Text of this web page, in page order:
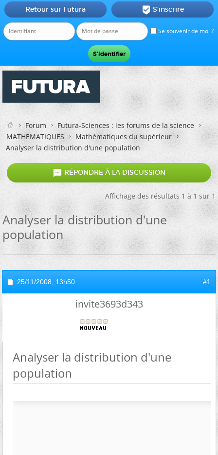
Se souvenir de moi ?
Retour sur Futura  S'inscrire
Forum
Futura-Sciences : les forums de la science
MATHEMATIQUES
Mathématiques du supérieur
Analyser la distribution d'une population
 RÉPONDRE À LA DISCUSSION
Affichage des résultats 1 à 1 sur 1
Analyser la distribution d'une
population
25/11/2008, 13h50 #1
invite3693d343
Analyser la distribution d'une
population